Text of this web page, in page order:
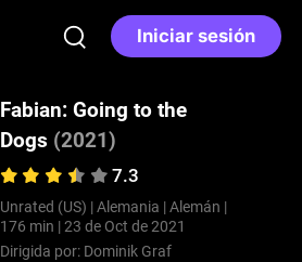
Iniciar sesión
Fabian: Going to the
Dogs (2021)
7.3
Unrated (US) | Alemania | Alemán |
176 min | 23 de Oct de 2021
Dirigida por: Dominik Graf